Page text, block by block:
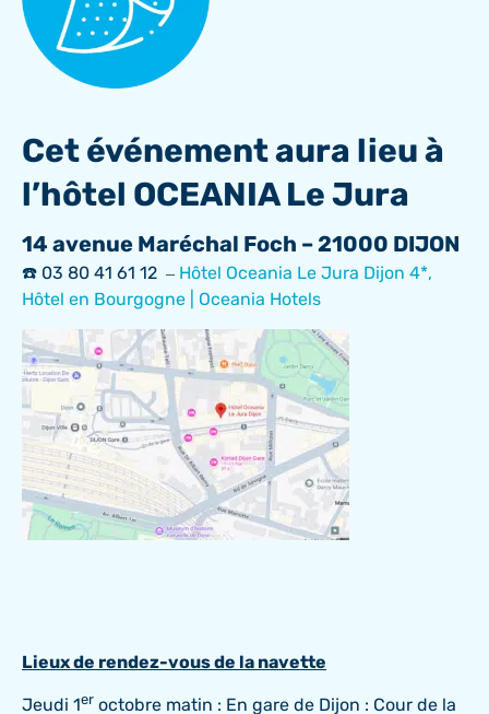
Cet événement aura lieu à
l’hôtel OCEANIA Le Jura
14 avenue Maréchal Foch – 21000 DIJON
☎️ 03 80 41 61 12 – Hôtel Oceania Le Jura Dijon 4*,
Hôtel en Bourgogne | Oceania Hotels
Lieux de rendez-vous de la navette
Jeudi 1er octobre matin : En gare de Dijon : Cour de la